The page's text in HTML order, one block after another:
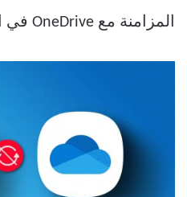
المزامنة مع OneDrive في المقام الأول؟